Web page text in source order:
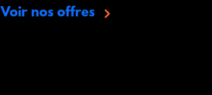
Voir nos offres